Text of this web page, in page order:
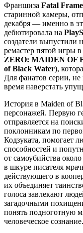
Франшиза Fatal Frame
старинной камеры,
декабря — именно в
дебютировала на
создатели выпустили
ремастер пятой игры
ZERO: MAIDEN OF
of Black Water),
Для фанатов серии,
время наверстать
История в Maiden of
персонажей. Первую
отправляется на
поклонникам по
Кодзуката, помогает
способностей и
от самоубийства
в шкуре писателя
действующего в
их объединяет
голоса завлекают
загадочными
понять подноготную
человеческое сознание.